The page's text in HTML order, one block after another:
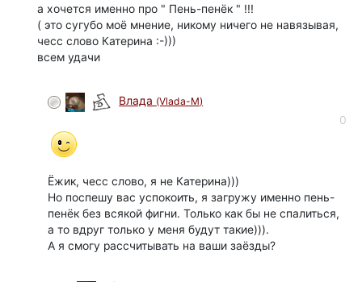
а хочется именно про " Пень-пенёк " !!!
( это сугубо моё мнение, никому ничего не навязывая,
чесс слово Катерина :-)))
всем удачи
Влада (Vlada-M)
0
Ёжик, чесс слово, я не Катерина)))
Но поспешу вас успокоить, я загружу именно пень-
пенёк без всякой фигни. Только как бы не спалиться,
а то вдруг только у меня будут такие))).
А я смогу рассчитывать на ваши заёзды?